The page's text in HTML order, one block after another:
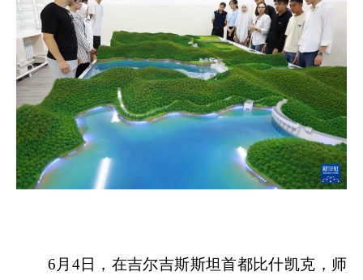
6月4日，在吉尔吉斯斯坦首都比什凯克，师